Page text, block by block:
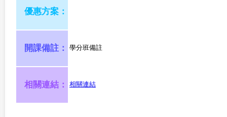
優惠方案：
開課備註： 學分班備註
相關連結： 相關連結